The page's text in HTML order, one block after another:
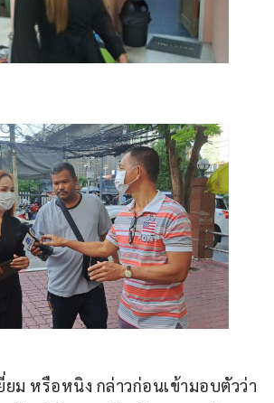
ยม หรือหนิง กล่าวก่อนเข้ามอบตัวว่า